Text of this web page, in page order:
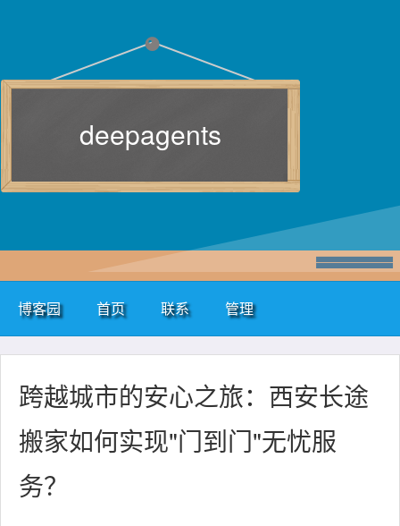
deepagents
博客园 首页 联系 管理
跨越城市的安心之旅：西安长途
搬家如何实现"门到门"无忧服
务？